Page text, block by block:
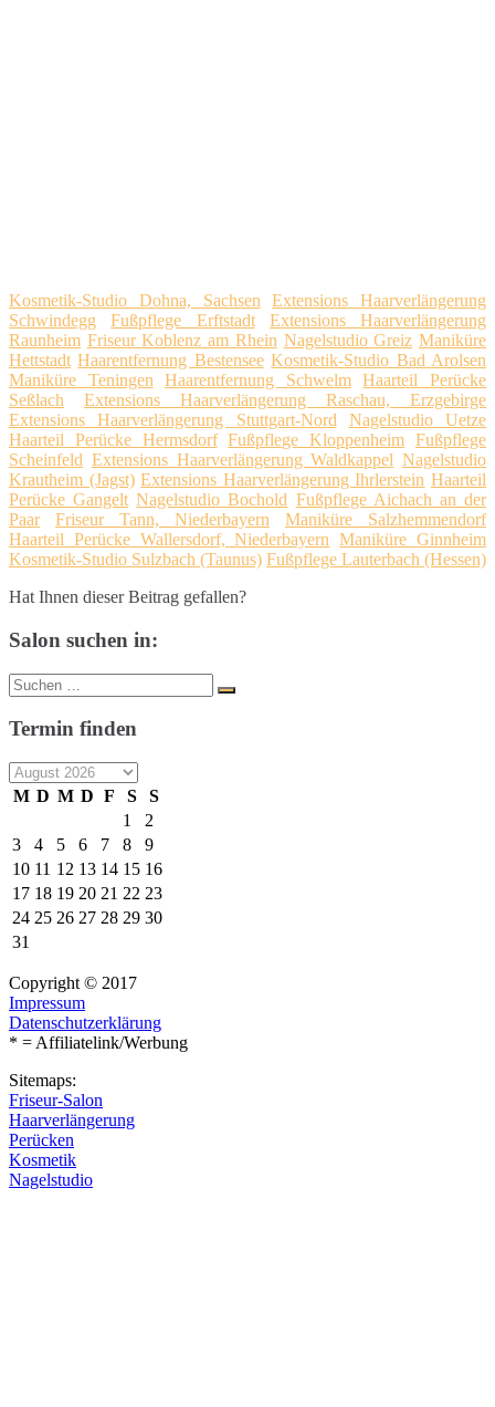
Kosmetik-Studio Dohna, Sachsen
Extensions Haarverlängerung
Schwindegg
Fußpflege Erftstadt
Extensions Haarverlängerung
Raunheim Friseur Koblenz am Rhein Nagelstudio Greiz Maniküre
Hettstadt Haarentfernung Bestensee Kosmetik-Studio Bad Arolsen
Maniküre Teningen
Haarentfernung Schwelm
Haarteil Perücke
Seßlach
Extensions Haarverlängerung Raschau, Erzgebirge
Extensions Haarverlängerung Stuttgart-Nord
Nagelstudio Uetze
Haarteil Perücke Hermsdorf Fußpflege Kloppenheim Fußpflege
Scheinfeld Extensions Haarverlängerung Waldkappel Nagelstudio
Krautheim (Jagst) Extensions Haarverlängerung Ihrlerstein Haarteil
Perücke Gangelt Nagelstudio Bochold Fußpflege Aichach an der
Paar
Friseur Tann, Niederbayern
Maniküre Salzhemmendorf
Haarteil Perücke Wallersdorf, Niederbayern
Maniküre Ginnheim
Kosmetik-Studio Sulzbach (Taunus) Fußpflege Lauterbach (Hessen)
Hat Ihnen dieser Beitrag gefallen?
Salon suchen in:
Suche
nach:
Suchen
Termin finden
M D M D F S
S
1
2
3
4 5 6 7 8
9
10 11 12 13 14 15 16
17 18 19 20 21 22 23
24 25 26 27 28 29 30
31
Copyright © 2017
Impressum
Datenschutzerklärung
* = Affiliatelink/Werbung
Sitemaps:
Friseur-Salon
Haarverlängerung
Perücken
Kosmetik
Nagelstudio